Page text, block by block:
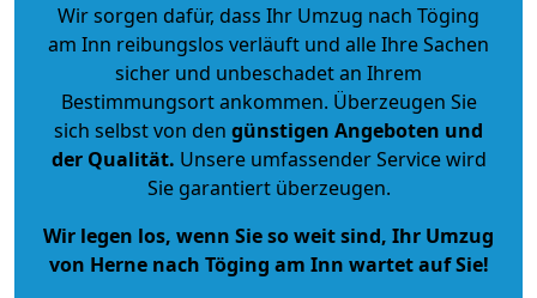
Wir sorgen dafür, dass Ihr Umzug nach Töging
am Inn reibungslos verläuft und alle Ihre Sachen
sicher und unbeschadet an Ihrem
Bestimmungsort ankommen. Überzeugen Sie
sich selbst von den günstigen Angeboten und
der Qualität. Unsere umfassender Service wird
Sie garantiert überzeugen.
Wir legen los, wenn Sie so weit sind, Ihr Umzug
von Herne nach Töging am Inn wartet auf Sie!